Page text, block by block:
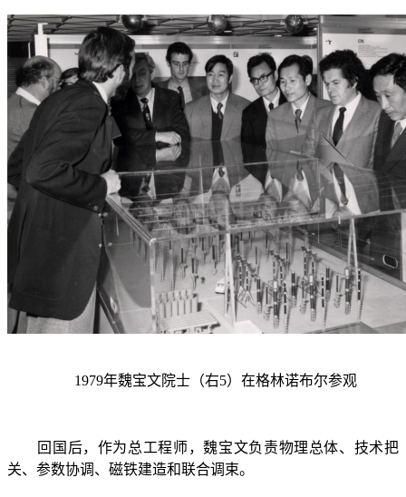
1979年魏宝文院士（右5）在格林诺布尔参观
回国后，作为总工程师，魏宝文负责物理总体、技术把
关、参数协调、磁铁建造和联合调束。